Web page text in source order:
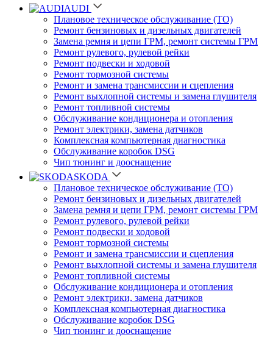
AUDI
Плановое техническое обслуживание (ТО)
Ремонт бензиновых и дизельных двигателей
Замена ремня и цепи ГРМ, ремонт системы ГРМ
Ремонт рулевого, рулевой рейки
Ремонт подвески и ходовой
Ремонт тормозной системы
Ремонт и замена трансмиссии и сцепления
Ремонт выхлопной системы и замена глушителя
Ремонт топливной системы
Обслуживание кондиционера и отопления
Ремонт электрики, замена датчиков
Комплексная компьютерная диагностика
Обслуживание коробок DSG
Чип тюнинг и дооснащение
SKODA
Плановое техническое обслуживание (ТО)
Ремонт бензиновых и дизельных двигателей
Замена ремня и цепи ГРМ, ремонт системы ГРМ
Ремонт рулевого, рулевой рейки
Ремонт подвески и ходовой
Ремонт тормозной системы
Ремонт и замена трансмиссии и сцепления
Ремонт выхлопной системы и замена глушителя
Ремонт топливной системы
Обслуживание кондиционера и отопления
Ремонт электрики, замена датчиков
Комплексная компьютерная диагностика
Обслуживание коробок DSG
Чип тюнинг и дооснащение